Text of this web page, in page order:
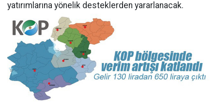
yatırımlarına yönelik desteklerden yararlanacak.